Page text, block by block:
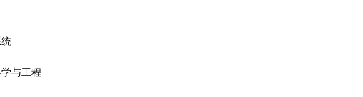
与工程